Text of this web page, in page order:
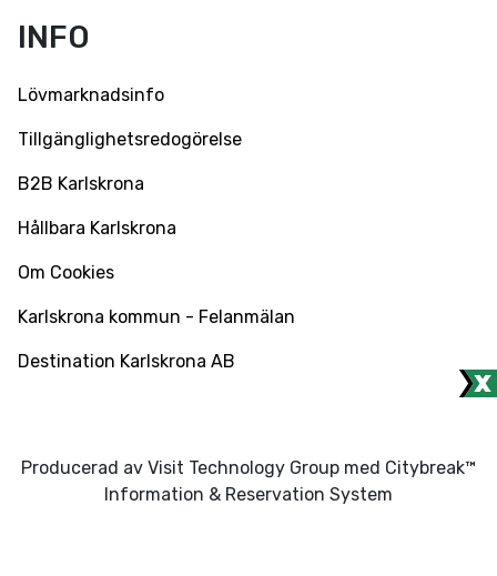
INFO
Lövmarknadsinfo
Tillgänglighetsredogörelse
B2B Karlskrona
Hållbara Karlskrona
Om Cookies
Karlskrona kommun - Felanmälan
Destination Karlskrona AB
Producerad av Visit Technology Group med Citybreak™
Information & Reservation System